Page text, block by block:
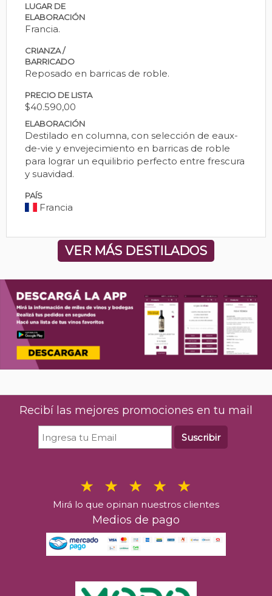
LUGAR DE
ELABORACIÓN
Francia.
CRIANZA /
BARRICADO
Reposado en barricas de roble.
PRECIO DE LISTA
$40.590,00
ELABORACIÓN
Destilado en columna, con selección de eaux-
de-vie y envejecimiento en barricas de roble
para lograr un equilibrio perfecto entre frescura
y suavidad.
PAÍS
Francia
VER MÁS DESTILADOS
Recibí las mejores promociones en tu mail
Suscribir
Mirá lo que opinan nuestros clientes
Medios de pago